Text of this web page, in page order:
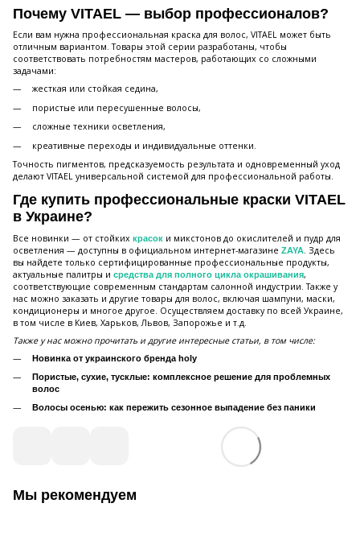
Почему VITAEL — выбор профессионалов?
Если вам нужна профессиональная краска для волос, VITAEL может быть
отличным вариантом. Товары этой серии разработаны, чтобы
соответствовать потребностям мастеров, работающих со сложными
задачами:
жесткая или стойкая седина,
пористые или пересушенные волосы,
сложные техники осветления,
креативные переходы и индивидуальные оттенки.
Точность пигментов, предсказуемость результата и одновременный уход
делают VITAEL универсальной системой для профессиональной работы.
Где купить профессиональные краски VITAEL
в Украине?
Все новинки — от стойких красок и микстонов до окислителей и пудр для
осветления — доступны в официальном интернет-магазине ZAYA . Здесь
вы найдете только сертифицированные профессиональные продукты,
актуальные палитры и средства для полного цикла окрашивания,
соответствующие современным стандартам салонной индустрии. Также у
нас можно заказать и другие товары для волос, включая шампуни, маски,
кондиционеры и многое другое. Осуществляем доставку по всей Украине,
в том числе в Киев, Харьков, Львов, Запорожье и т.д.
Также у нас можно прочитать и другие интересные статьи, в том числе:
Новинка от украинского бренда holy
Пористые, сухие, тусклые: комплексное решение для проблемных
волос
Волосы осенью: как пережить сезонное выпадение без паники
Мы рекомендуем